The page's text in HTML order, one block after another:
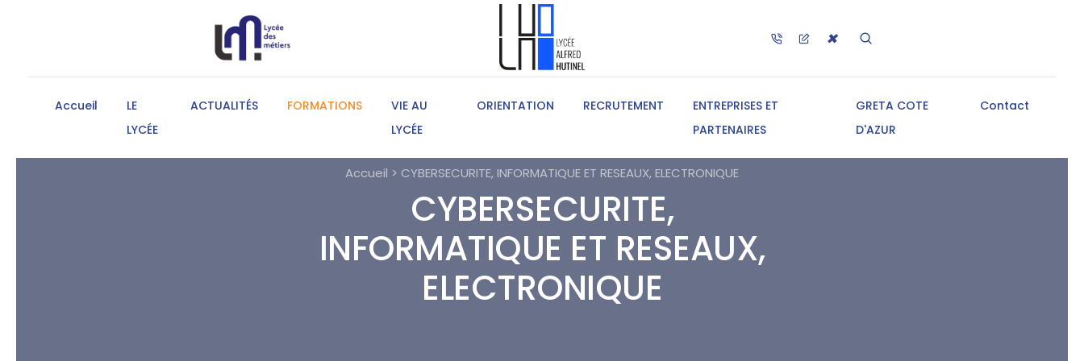
✖
Accueil
LE
LYCÉE
ACTUALITÉS FORMATIONS
VIE AU
LYCÉE
ORIENTATION RECRUTEMENT
ENTREPRISES ET
PARTENAIRES
GRETA COTE
D'AZUR
Contact
Accueil > CYBERSECURITE, INFORMATIQUE ET RESEAUX, ELECTRONIQUE
CYBERSECURITE,
INFORMATIQUE ET RESEAUX,
ELECTRONIQUE